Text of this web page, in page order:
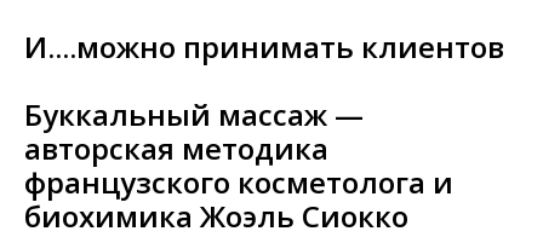
И....можно принимать клиентов
Буккальный массаж —
авторская методика
французского косметолога и
биохимика Жоэль Сиокко